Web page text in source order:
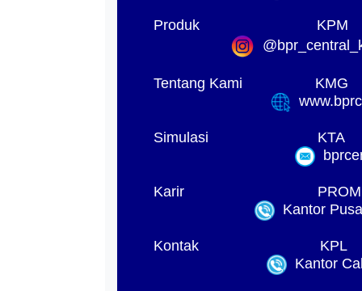
Produk
KPM
Tentang Kami
KMG
Simulasi
KTA
Karir
Kantor
Kontak
KPL
Kantor